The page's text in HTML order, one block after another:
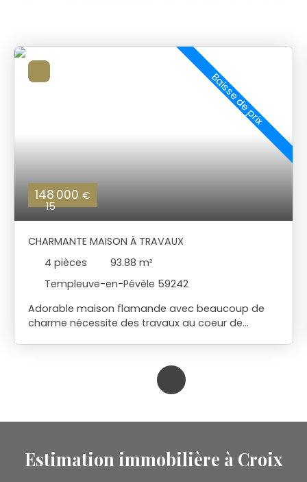
148 000 €
Baisse de prix
15
CHARMANTE MAISON À TRAVAUX
4 pièces 93.88 m²
Templeuve-en-Pévèle 59242
Adorable maison flamande avec beaucoup de
charme nécessite des travaux au coeur de
WC et possibilité de chambre au rez-de-
chaussée A l 'étage possibilité de 2 petites
chambres et une mezzanine Jardin au calme et à
nous pour une visite
Estimation immobilière à Croix